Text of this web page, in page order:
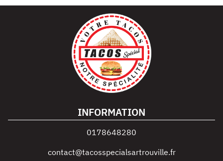
INFORMATION
0178648280
contact@tacosspecialsartrouville.fr